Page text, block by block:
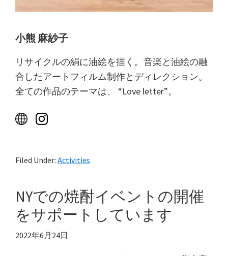
小熊 麻紗子
リサイクルの絹に油絵を描く。音楽と油絵の融
合したアートフィルム制作とディレクション。
全ての作品のテーマは、 “Love letter”。
Filed Under: Activities
NYでの焼酎イベントの開催
をサポートしています
2022年6月24日